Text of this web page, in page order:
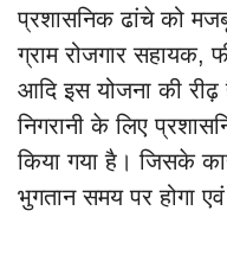
प्रशासनिक ढांचे को
ग्राम रोजगार सहायक,
आदि इस योजना की
निगरानी के लिए
किया गया है। जिसके
भुगतान समय पर होगा